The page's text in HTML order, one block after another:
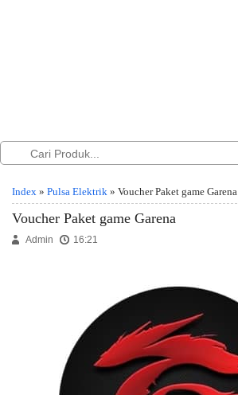
Index » Pulsa Elektrik » Voucher Paket game Garena
Voucher Paket game Garena
Admin 16:21